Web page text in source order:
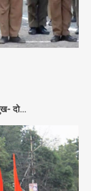
दो…